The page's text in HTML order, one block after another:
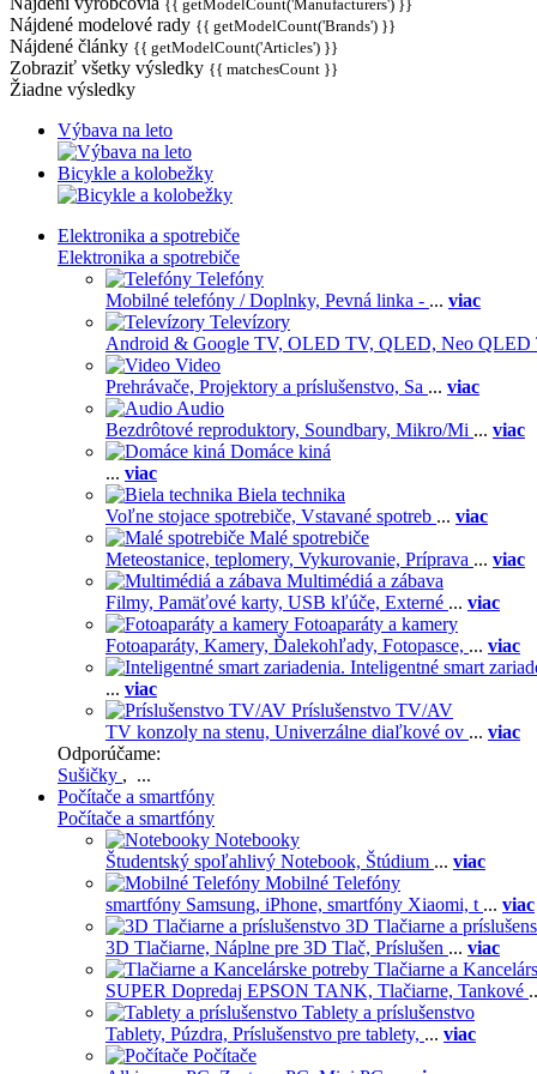
{{ getModelCount('Manufacturers') }}
Nájdené modelové rady {{ getModelCount('Brands') }}
Nájdené články {{ getModelCount('Articles') }}
Zobraziť všetky výsledky {{ matchesCount }}
Žiadne výsledky
Výbava na leto
Bicykle a kolobežky
Elektronika a spotrebiče
Elektronika a spotrebiče
Telefóny
Mobilné telefóny / Doplnky, Pevná linka - ... viac
Televízory
Android & Google TV, OLED TV, QLED, Neo QLED
Video
Prehrávače, Projektory a príslušenstvo, Sa ... viac
Audio
Bezdrôtové reproduktory, Soundbary, Mikro/Mi ... viac
Domáce kiná
... viac
Biela technika
Voľne stojace spotrebiče, Vstavané spotreb ... viac
Malé spotrebiče
Meteostanice, teplomery, Vykurovanie, Príprava ... viac
Multimédiá a zábava
Filmy, Pamäťové karty, USB kľúče, Externé ... viac
Fotoaparáty a kamery
Fotoaparáty, Kamery, Ďalekohľady, Fotopasce, ... viac
Inteligentné smart
... viac
Príslušenstvo TV/AV
TV konzoly na stenu, Univerzálne diaľkové ov ... viac
Odporúčame:
Sušičky , ...
Počítače a smartfóny
Počítače a smartfóny
Notebooky
Študentský spoľahlivý Notebook, Štúdium ... viac
Mobilné Telefóny
smartfóny Samsung, iPhone, smartfóny Xiaomi, t ... viac
3D Tlačiarne a
3D Tlačiarne, Náplne pre 3D Tlač, Príslušen ... viac
Tlačiarne a
SUPER Dopredaj EPSON TANK, Tlačiarne, Tankové
Tablety a príslušenstvo
Tablety, Púzdra, Príslušenstvo pre tablety, ... viac
Počítače